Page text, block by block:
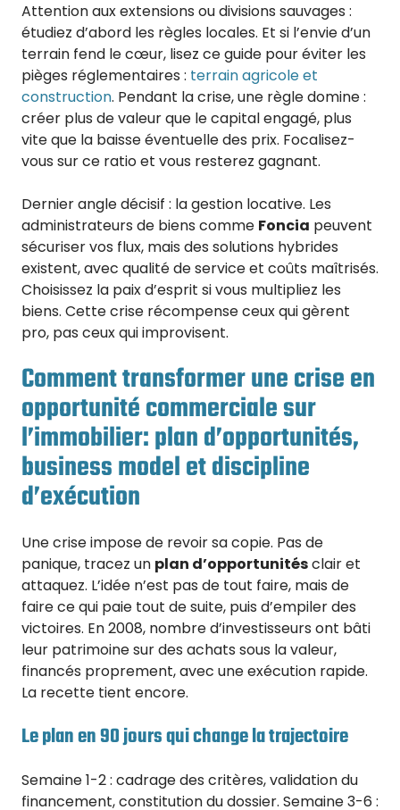
Attention aux extensions ou divisions sauvages :
étudiez d’abord les règles locales. Et si l’envie d’un
terrain fend le cœur, lisez ce guide pour éviter les
pièges réglementaires : terrain agricole et
construction. Pendant la crise, une règle domine :
créer plus de valeur que le capital engagé, plus
vite que la baisse éventuelle des prix. Focalisez-
vous sur ce ratio et vous resterez gagnant.
Dernier angle décisif : la gestion locative. Les
administrateurs de biens comme Foncia peuvent
sécuriser vos flux, mais des solutions hybrides
existent, avec qualité de service et coûts maîtrisés.
Choisissez la paix d’esprit si vous multipliez les
biens. Cette crise récompense ceux qui gèrent
pro, pas ceux qui improvisent.
Comment transformer une crise en
opportunité commerciale sur
l’immobilier: plan d’opportunités,
business model et discipline
d’exécution
Une crise impose de revoir sa copie. Pas de
panique, tracez un plan d’opportunitésclair et
attaquez. L’idée n’est pas de tout faire, mais de
faire ce qui paie tout de suite, puis d’empiler des
victoires. En 2008, nombre d’investisseurs ont bâti
leur patrimoine sur des achats sous la valeur,
financés proprement, avec une exécution rapide.
La recette tient encore.
Le plan en 90 jours qui change la trajectoire
Semaine 1-2 : cadrage des critères, validation du
financement, constitution du dossier. Semaine 3-6 :